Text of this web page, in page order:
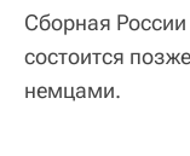
Сборная
состоится
немцами.